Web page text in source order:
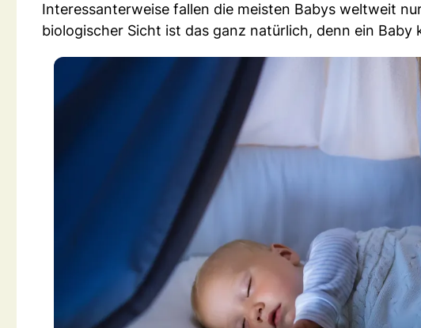
Interessanterweise fallen die meisten Babys weltweit
biologischer Sicht ist das ganz natürlich, denn ein Baby